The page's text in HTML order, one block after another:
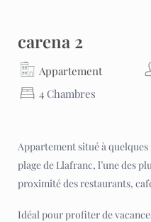
carena 2
Appartement
4 Chambres
Appartement situé à
plage de Llafranc, l’une des
proximité des restaurants,
Idéal pour profiter de